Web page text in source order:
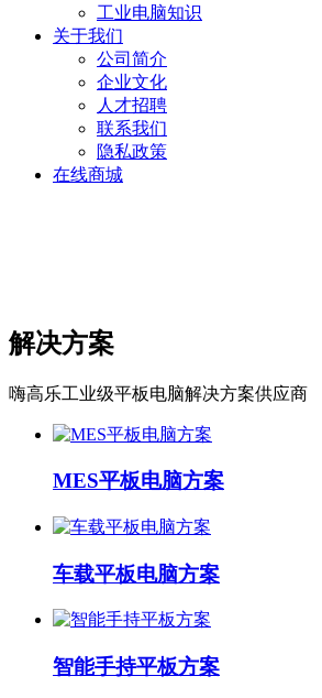
工业电脑知识
关于我们
公司简介
企业文化
人才招聘
联系我们
隐私政策
在线商城
解决方案
嗨高乐工业级平板电脑解决方案供应商
MES平板电脑方案
车载平板电脑方案
智能手持平板方案